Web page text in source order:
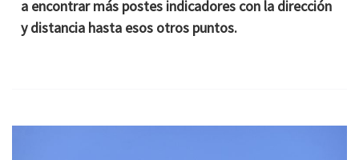
a encontrar más postes indicadores con la dirección
y distancia hasta esos otros puntos.